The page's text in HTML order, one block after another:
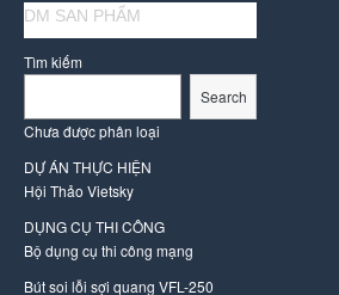
DM SAN PHẨM
Tìm kiếm
Search
Chưa được phân loại
DỰ ÁN THỰC HIỆN
Hội Thảo Vietsky
DỤNG CỤ THI CÔNG
Bộ dụng cụ thi công mạng
Bút soi lỗi sợi quang VFL-250